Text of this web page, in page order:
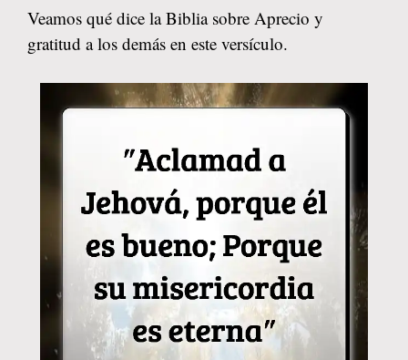
Veamos qué dice la Biblia sobre Aprecio y
gratitud a los demás en este versículo.